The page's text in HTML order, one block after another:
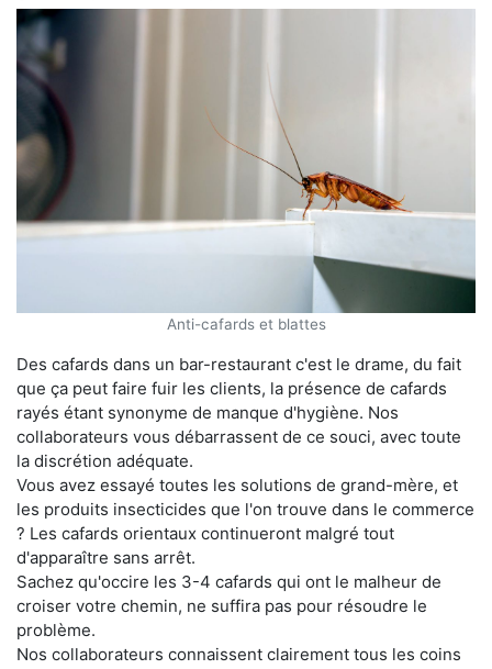
Anti-cafards et blattes
Des cafards dans un bar-restaurant c'est le drame, du fait
que ça peut faire fuir les clients, la présence de cafards
rayés étant synonyme de manque d'hygiène. Nos
collaborateurs vous débarrassent de ce souci, avec toute
la discrétion adéquate.
Vous avez essayé toutes les solutions de grand-mère, et
les produits insecticides que l'on trouve dans le commerce
? Les cafards orientaux continueront malgré tout
d'apparaître sans arrêt.
Sachez qu'occire les 3-4 cafards qui ont le malheur de
croiser votre chemin, ne suffira pas pour résoudre le
problème.
Nos collaborateurs connaissent clairement tous les coins